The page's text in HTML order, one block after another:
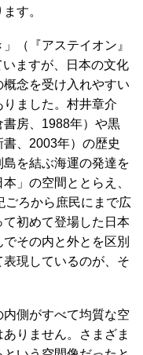
す。
（『アステイオン』
ますが、日本の文化
念を受け入れやすい
ました。村井章介
書房、1988年）や黒
、2003年）の歴史
を結ぶ海運の発達を
」の空間ととらえ、
ごろから庶民にまで広
初めて登場した日本
その内と外とを区別
現しているのが、そ
側がすべて均質な空
りません。さまざま